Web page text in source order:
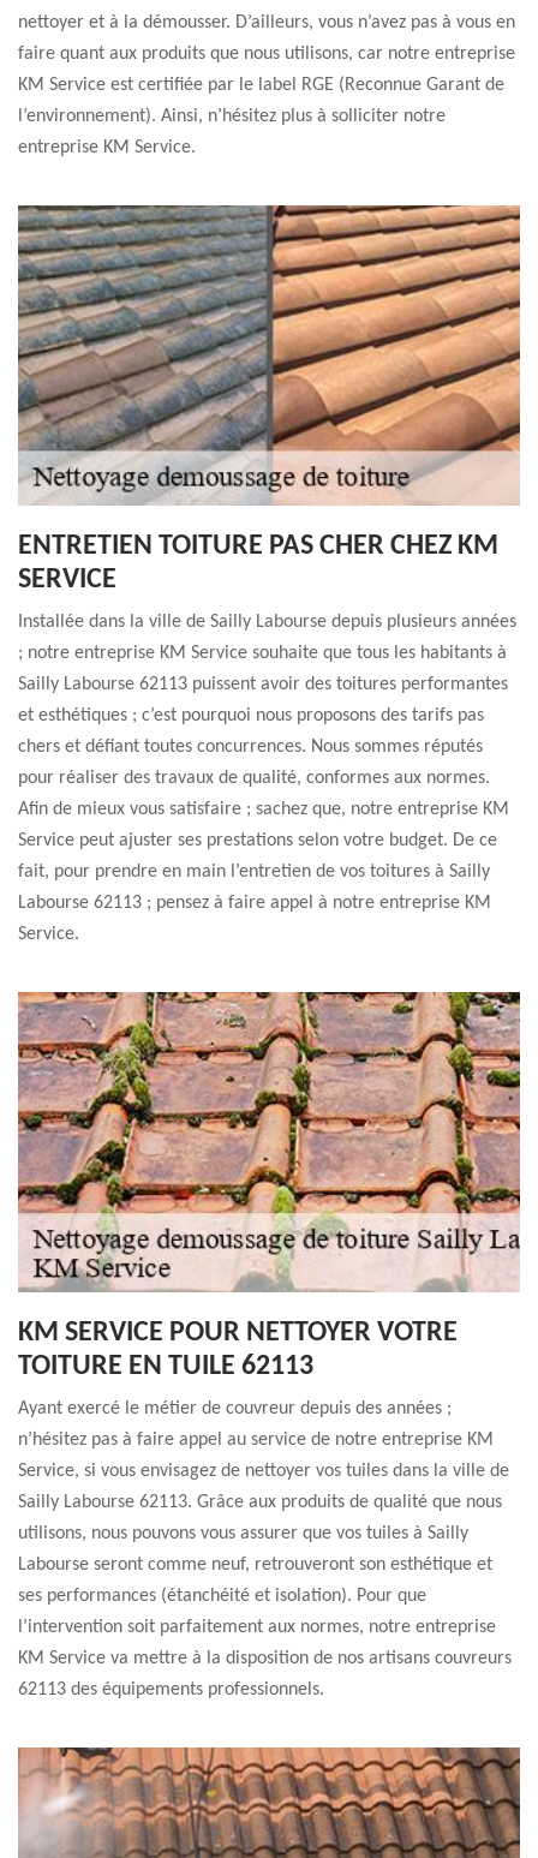
nettoyer et à la démousser. D’ailleurs, vous n’avez pas à vous en
faire quant aux produits que nous utilisons, car notre entreprise
KM Service est certifiée par le label RGE (Reconnue Garant de
l’environnement). Ainsi, n’hésitez plus à solliciter notre
entreprise KM Service.
ENTRETIEN TOITURE PAS CHER CHEZ KM
SERVICE
Installée dans la ville de Sailly Labourse depuis plusieurs années
; notre entreprise KM Service souhaite que tous les habitants à
Sailly Labourse 62113 puissent avoir des toitures performantes
et esthétiques ; c’est pourquoi nous proposons des tarifs pas
chers et défiant toutes concurrences. Nous sommes réputés
pour réaliser des travaux de qualité, conformes aux normes.
Afin de mieux vous satisfaire ; sachez que, notre entreprise KM
Service peut ajuster ses prestations selon votre budget. De ce
fait, pour prendre en main l’entretien de vos toitures à Sailly
Labourse 62113 ; pensez à faire appel à notre entreprise KM
Service.
KM SERVICE POUR NETTOYER VOTRE
TOITURE EN TUILE 62113
Ayant exercé le métier de couvreur depuis des années ;
n’hésitez pas à faire appel au service de notre entreprise KM
Service, si vous envisagez de nettoyer vos tuiles dans la ville de
Sailly Labourse 62113. Grâce aux produits de qualité que nous
utilisons, nous pouvons vous assurer que vos tuiles à Sailly
Labourse seront comme neuf, retrouveront son esthétique et
ses performances (étanchéité et isolation). Pour que
l’intervention soit parfaitement aux normes, notre entreprise
KM Service va mettre à la disposition de nos artisans couvreurs
62113 des équipements professionnels.